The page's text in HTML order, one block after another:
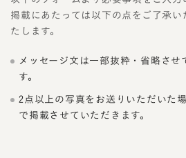
掲載にあたっては以下の点をご了承い
たします。
メッセージ文は一部抜粋・省略させ
す。
2点以上の写真をお送りいただいた
で掲載させていただきます。